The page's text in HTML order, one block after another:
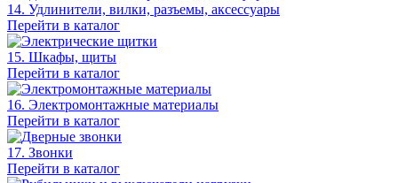
14. Удлинители, вилки, разъемы, аксессуары
Перейти в каталог
15. Шкафы, щиты
Перейти в каталог
16. Электромонтажные материалы
Перейти в каталог
17. Звонки
Перейти в каталог